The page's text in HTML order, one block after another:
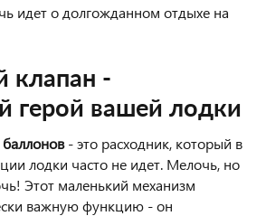
идет о долгожданном отдыхе на
клапан -
герой вашей лодки
- это расходник, который в
лодки часто не идет. Мелочь, но
Этот маленький механизм
важную функцию - он